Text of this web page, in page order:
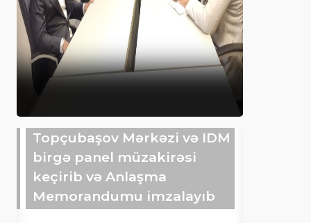
Topçubaşov Mərkəzi və IDM
birgə panel müzakirəsi
keçirib və Anlaşma
Memorandumu imzalayıb